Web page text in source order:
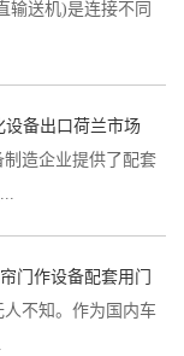
送机)是连接不同
设备出口荷兰市场
造企业提供了配套
门作设备配套用门
不知。作为国内车